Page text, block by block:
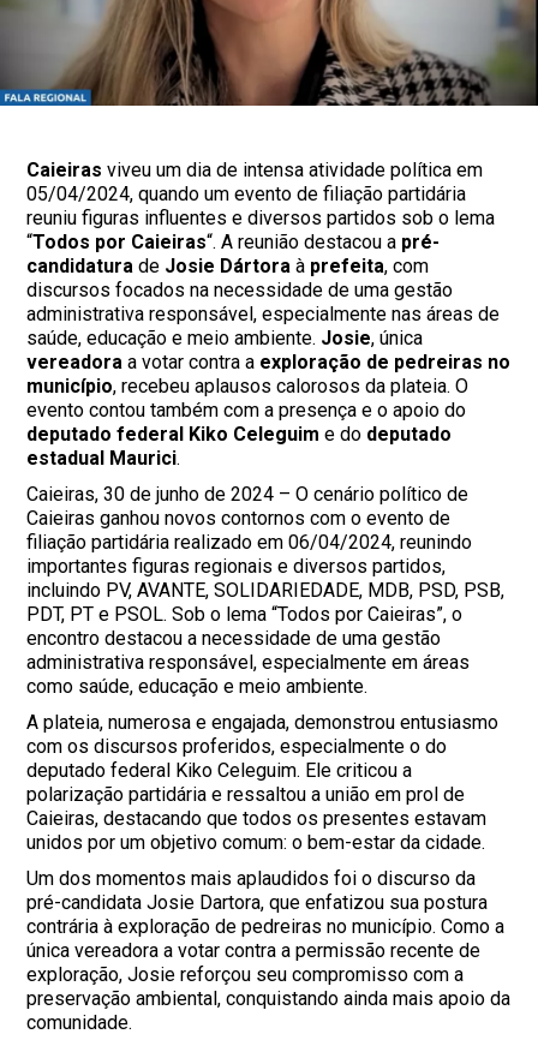
Caieirasviveu um dia de intensa atividade política em
05/04/2024, quando um evento de filiação partidária
reuniu figuras influentes e diversos partidos sob o lema
“Todos por Caieiras“. A reunião destacou a pré-
candidaturade Josie Dártora à prefeita, com
discursos focados na necessidade de uma gestão
administrativa responsável, especialmente nas áreas de
saúde, educação e meio ambiente. Josie, única
vereadoraa votar contra a exploração de pedreiras no
município, recebeu aplausos calorosos da plateia. O
evento contou também com a presença e o apoio do
deputado federal Kiko Celeguim e do deputado
estadual Maurici.
Caieiras, 30 de junho de 2024 – O cenário político de
Caieiras ganhou novos contornos com o evento de
filiação partidária realizado em 06/04/2024, reunindo
importantes figuras regionais e diversos partidos,
incluindo PV, AVANTE, SOLIDARIEDADE, MDB, PSD, PSB,
PDT, PT e PSOL. Sob o lema “Todos por Caieiras”, o
encontro destacou a necessidade de uma gestão
administrativa responsável, especialmente em áreas
como saúde, educação e meio ambiente.
A plateia, numerosa e engajada, demonstrou entusiasmo
com os discursos proferidos, especialmente o do
deputado federal Kiko Celeguim. Ele criticou a
polarização partidária e ressaltou a união em prol de
Caieiras, destacando que todos os presentes estavam
unidos por um objetivo comum: o bem-estar da cidade.
Um dos momentos mais aplaudidos foi o discurso da
pré-candidata Josie Dartora, que enfatizou sua postura
contrária à exploração de pedreiras no município. Como a
única vereadora a votar contra a permissão recente de
exploração, Josie reforçou seu compromisso com a
preservação ambiental, conquistando ainda mais apoio da
comunidade.